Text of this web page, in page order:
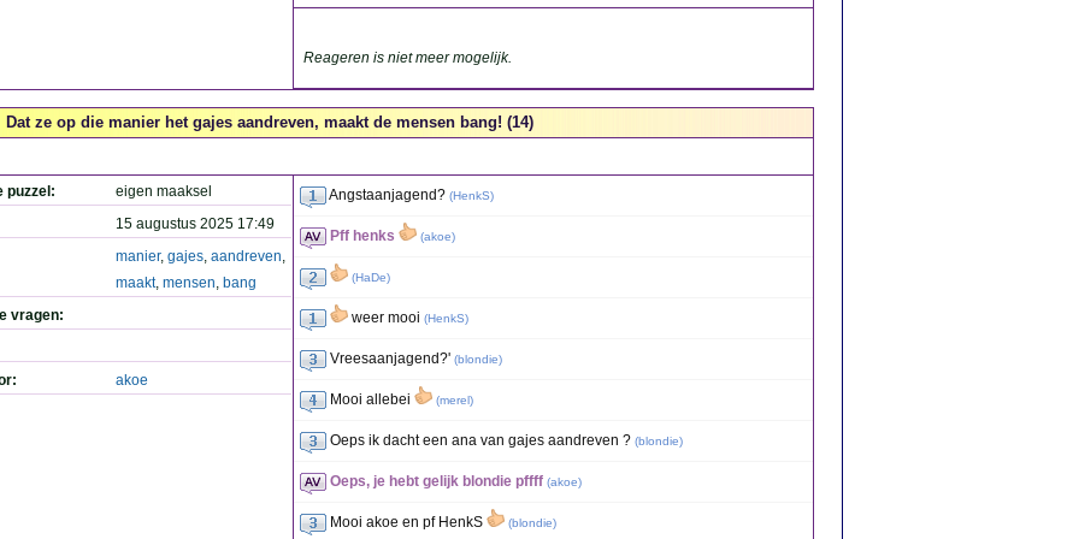
Reageren is niet meer mogelijk.
Dat ze op die manier het gajes aandreven, maakt de mensen bang! (14)
puzzel:
eigen maaksel
15 augustus 2025 17:49
manier, gajes, aandreven,
maakt, mensen, bang
vragen:
akoe
Angstaanjagend? (HenkS)
Pff henks (akoe)
(HaDe)
weer mooi (HenkS)
Vreesaanjagend?' (blondie)
Mooi allebei (merel)
Oeps ik dacht een ana van gajes aandreven ? (blondie)
Oeps, je hebt gelijk blondie pffff (akoe)
Mooi akoe en pf HenkS (blondie)